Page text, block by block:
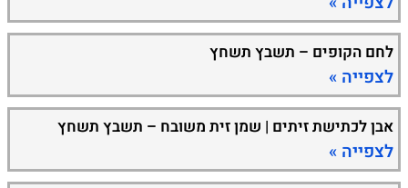
לחם הקופים – תשבץ תשחץ
לצפייה »
אבן לכתישת זיתים | שמן זית משובח – תשבץ תשחץ
לצפייה »